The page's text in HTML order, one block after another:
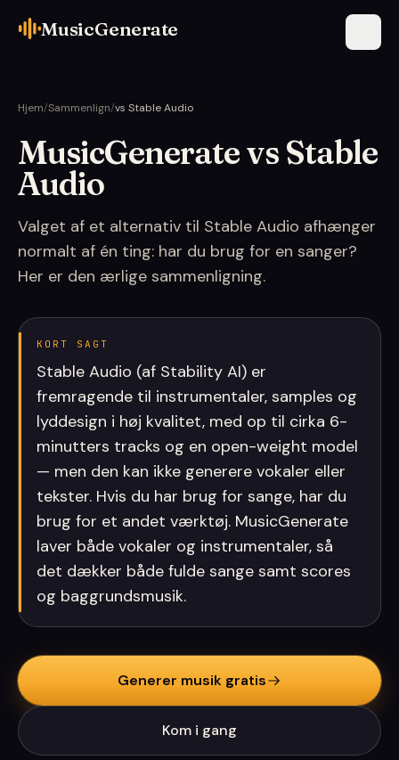
MusicGenerate
Hjem/Sammenlign/vs Stable Audio
MusicGenerate vs Stable
Audio
Valget af et alternativ til Stable Audio afhænger
normalt af én ting: har du brug for en sanger?
Her er den ærlige sammenligning.
KORT SAGT
Stable Audio (af Stability AI) er
fremragende til instrumentaler, samples og
lyddesign i høj kvalitet, med op til cirka 6-
minutters tracks og en open-weight model
— men den kan ikke generere vokaler eller
tekster. Hvis du har brug for sange, har du
brug for et andet værktøj. MusicGenerate
laver både vokaler og instrumentaler, så
det dækker både fulde sange samt scores
og baggrundsmusik.
Generer musik gratis
Kom i gang